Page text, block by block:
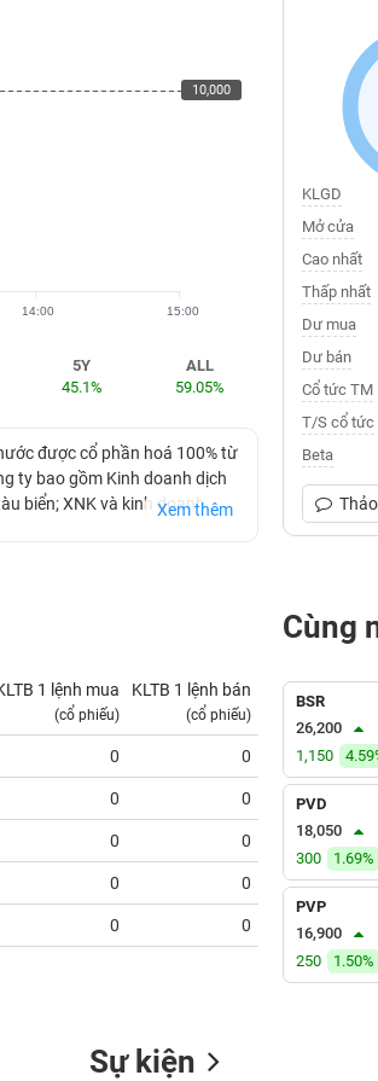
10,000
14:00 15:00
10,000
5Y
45.1%
ALL
59.05%
được cổ phần hoá 100% từ
ty bao gồm Kinh doanh dịch
biển; XNK và kinh doanh
Xem thêm
KLGD
Mở cửa
Cao nhất
Thấp nhất
Dư mua
Dư bán
Cổ tức TM
T/S cổ tức
Beta
1 lệnh mua
(cổ phiếu)
KLTB 1 lệnh bán
(cổ phiếu)
0 0 0.00
0 0
0 0 0.00
0 0 0.00
0 0 0.00
Cùng
BSR
26,200
1,150
PVD
18,050
300
1.69%
PVP
16,900
250
1.50%
Sự kiện